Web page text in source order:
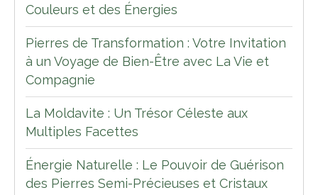
Couleurs et des Énergies
Pierres de Transformation : Votre Invitation
à un Voyage de Bien-Être avec La Vie et
Compagnie
La Moldavite : Un Trésor Céleste aux
Multiples Facettes
Énergie Naturelle : Le Pouvoir de Guérison
des Pierres Semi-Précieuses et Cristaux